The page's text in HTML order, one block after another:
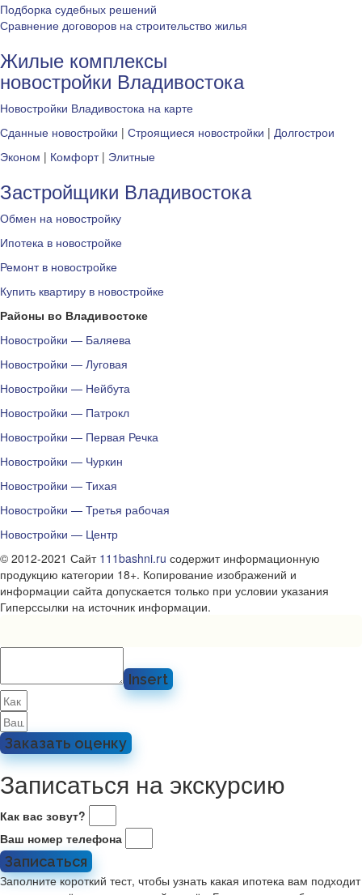
Подборка судебных решений
Сравнение договоров на строительство жилья
Жилые комплексы
новостройки Владивостока
Новостройки Владивостока на карте
Сданные новостройки | Строящиеся новостройки | Долгострои
Эконом | Комфорт| Элитные
Застройщики Владивостока
Обмен на новостройку
Ипотека в новостройке
Ремонт в новостройке
Купить квартиру в новостройке
Районы во Владивостоке
Новостройки — Баляева
Новостройки — Луговая
Новостройки — Нейбута
Новостройки — Патрокл
Новостройки — Первая Речка
Новостройки — Чуркин
Новостройки — Тихая
Новостройки — Третья рабочая
Новостройки — Центр
© 2012-2021 Сайт 111bashni.ru содержит информационную
продукцию категории 18+. Копирование изображений и
информации сайта допускается только при условии указания
Гиперссылки на источник информации.
Insert
Заказать оценку
Записаться на экскурсию
Как вас зовут?
Ваш номер телефона
Записаться
Заполните короткий тест, чтобы узнать какая ипотека вам подходит